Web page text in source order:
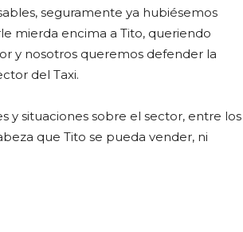
seguramente ya hubiésemos
mierda encima a Tito, queriendo
y nosotros queremos defender la
del Taxi.
y situaciones sobre el sector, entre los
que Tito se pueda vender, ni